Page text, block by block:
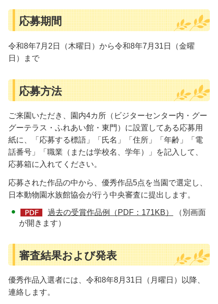
応募期間
令和8年7月2日（木曜日）から令和8年7月31日（金曜
日）まで
応募方法
ご来園いただき、園内4カ所（ビジターセンター内・グー
グーテラス・ふれあい館・東門）に設置してある応募用
紙に、「応募する標語」「氏名」「住所」「年齢」「電
話番号」「職業（または学校名、学年）」を記入して、
応募箱に入れてください。
応募された作品の中から、優秀作品5点を当園で選定し、
日本動物園水族館協会が行う中央審査に提出します。
過去の受賞作品例（PDF：171KB）
（別画面
が開きます）
審査結果および発表
優秀作品入選者には、令和8年8月31日（月曜日）以降、
連絡します。